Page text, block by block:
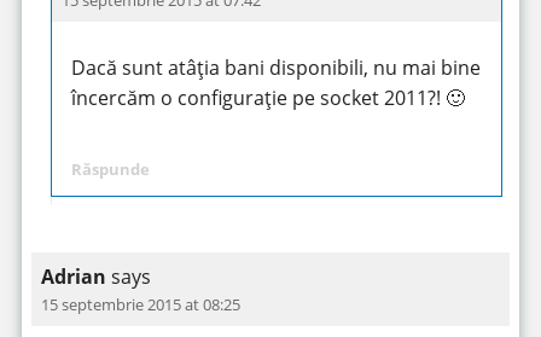
Dacă sunt atâția bani disponibili, nu mai bine
încercăm o configurație pe socket 2011?! 🙂
Răspunde
Adrian says
15 septembrie 2015 at 08:25